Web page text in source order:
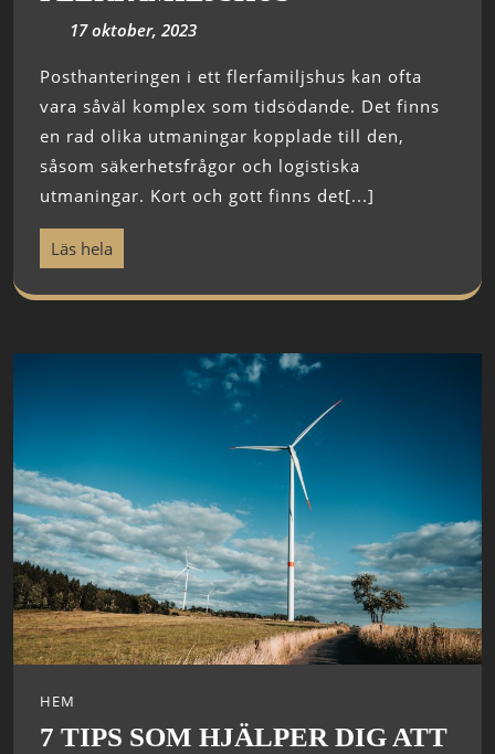
17 oktober, 2023
Posthanteringen i ett flerfamiljshus kan ofta
vara såväl komplex som tidsödande. Det finns
en rad olika utmaningar kopplade till den,
såsom säkerhetsfrågor och logistiska
utmaningar. Kort och gott finns det[...]
Läs hela
HEM
7 TIPS SOM HJÄLPER DIG ATT